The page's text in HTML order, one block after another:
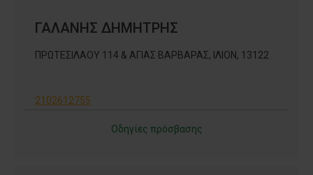
ΓΑΛΑΝΗΣ ΔΗΜΗΤΡΗΣ
ΠΡΩΤΕΣΙΛΑΟΥ 114 & ΑΓΙΑΣ ΒΑΡΒΑΡΑΣ, ΙΛΙΟΝ, 13122
2102612755
Οδηγίες πρόσβασης